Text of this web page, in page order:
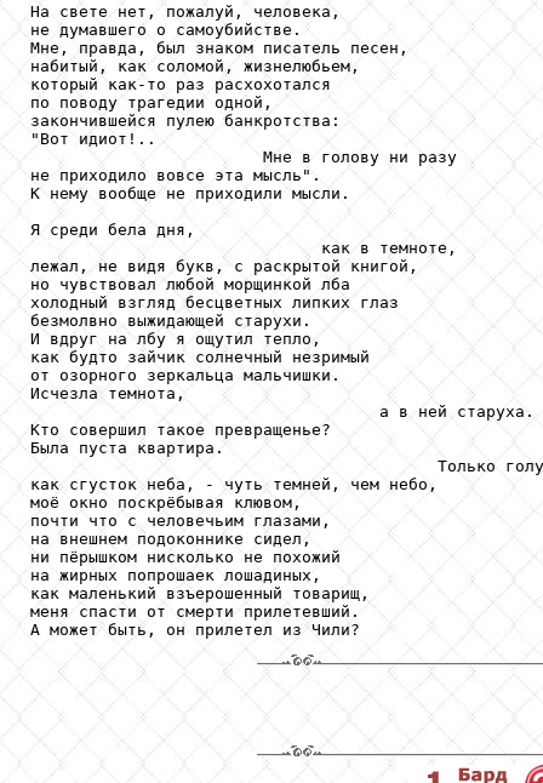
На свете нет, пожалуй, человека,
не думавшего о самоубийстве.
Мне, правда, был знаком писатель песен,
набитый, как соломой, жизнелюбьем,
который как-то раз расхохотался
по поводу трагедии одной,
закончившейся пулею банкротства:
"Вот идиот!..
                        Мне в голову ни разу
не приходило вовсе эта мысль".
К нему вообще не приходили мысли.
Я среди бела дня,
                              как в темноте,
лежал, не видя букв, с раскрытой книгой,
но чувствовал любой морщинкой лба
холодный взгляд бесцветных липких глаз
безмолвно выжидающей старухи.
И вдруг на лбу я ощутил тепло,
как будто зайчик солнечный незримый
от озорного зеркальца мальчишки.
Исчезла темнота,
                                    а в ней старуха.
Кто совершил такое превращенье?
Была пуста квартира.
Только
как сгусток неба, - чуть темней, чем небо,
моё окно поскрёбывая клювом,
почти что с человечьим глазами,
на внешнем подоконнике сидел,
ни пёрышком нисколько не похожий
на жирных попрошаек лошадиных,
как маленький взъерошенный товарищ,
меня спасти от смерти прилетевший.